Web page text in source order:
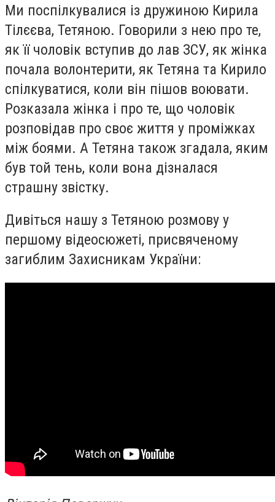
Ми поспілкувалися із дружиною Кирила
Тілєєва, Тетяною. Говорили з нею про те,
як її чоловік вступив до лав ЗСУ, як жінка
почала волонтерити, як Тетяна та Кирило
спілкуватися, коли він пішов воювати.
Розказала жінка і про те, що чоловік
розповідав про своє життя у проміжках
між боями. А Тетяна також згадала, яким
був той тень, коли вона дізналася
страшну звістку.
Дивіться нашу з Тетяною розмову у
першому відеосюжеті, присвяченому
загиблим Захисникам України: